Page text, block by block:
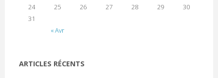
« Avr
24
25 26 27 28 29
30
31
ARTICLES RÉCENTS